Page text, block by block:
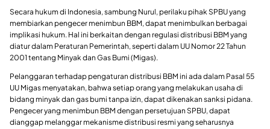
Secara hukum di Indonesia, sambung Nurul, perilaku pihak SPBU yang
membiarkan pengecer menimbun BBM, dapat menimbulkan berbagai
implikasi hukum. Hal ini berkaitan dengan regulasi distribusi BBM yang
diatur dalam Peraturan Pemerintah, seperti dalam UU Nomor 22 Tahun
2001 tentang Minyak dan Gas Bumi (Migas).
Pelanggaran terhadap pengaturan distribusi BBM ini ada dalam Pasal 55
UU Migas menyatakan, bahwa setiap orang yang melakukan usaha di
bidang minyak dan gas bumi tanpa izin, dapat dikenakan sanksi pidana.
Pengecer yang menimbun BBM dengan persetujuan SPBU, dapat
dianggap melanggar mekanisme distribusi resmi yang seharusnya